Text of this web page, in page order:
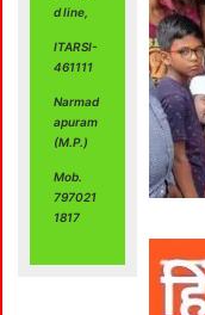
d line,
ITARSI-
461111
Narmad
apuram
(M.P.)
Mob.
797021
1817